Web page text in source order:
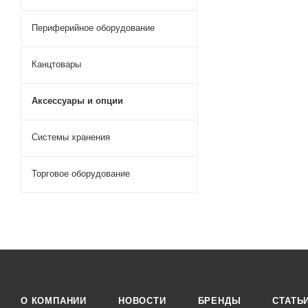
Периферийное оборудование
Канцтовары
Аксессуары и опции
Системы хранения
Торговое оборудование
О КОМПАНИИ НОВОСТИ БРЕНДЫ СТАТЬИ